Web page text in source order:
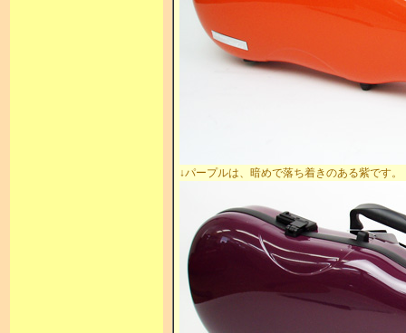
↓パープルは、暗めで落ち着きのある紫です。